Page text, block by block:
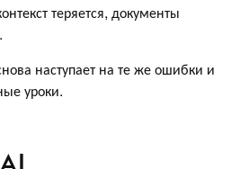
теряется, документы
наступает на те же ошибки и
уроки.